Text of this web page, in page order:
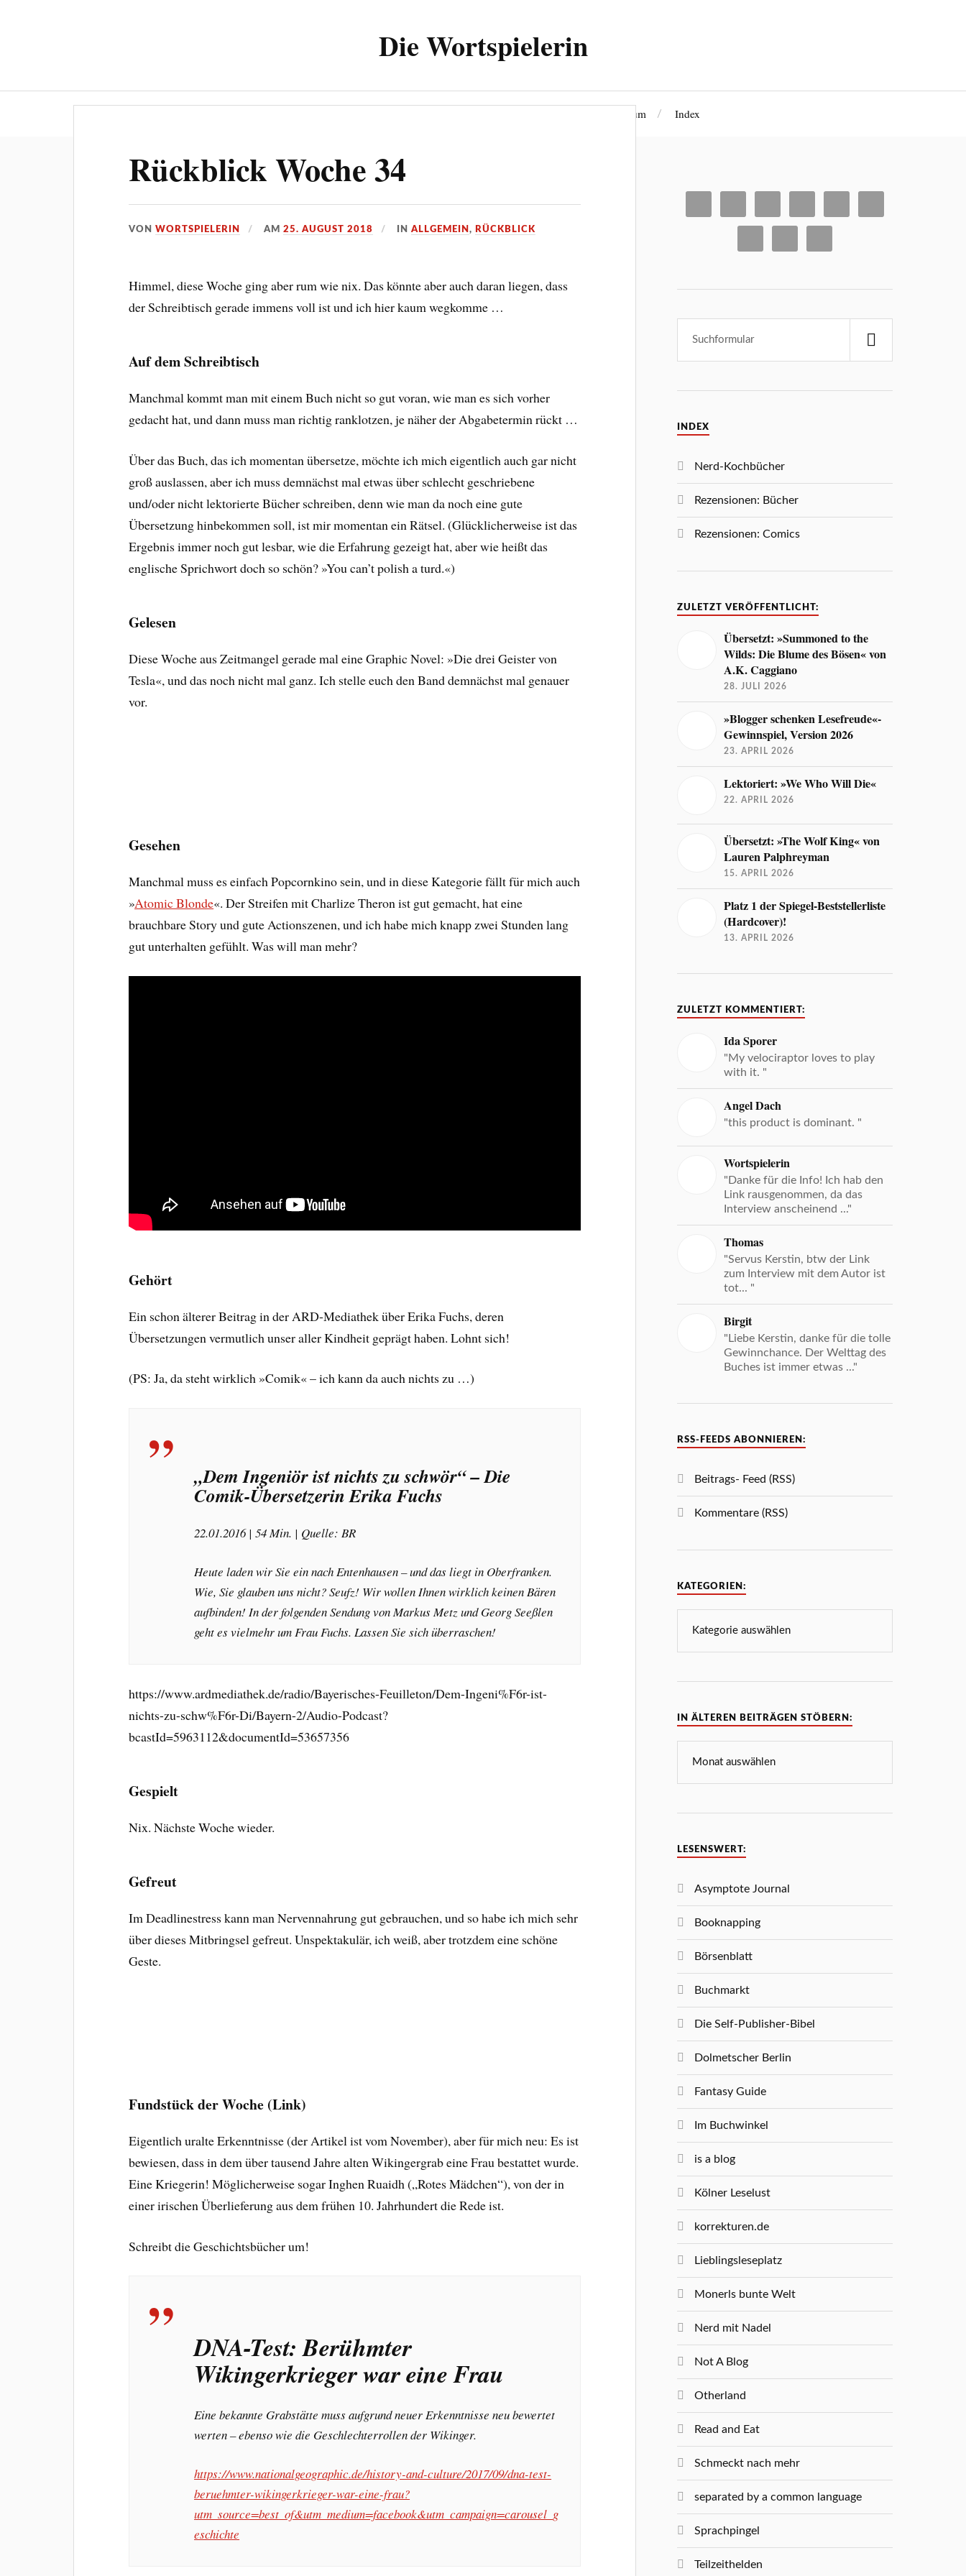
Die Wortspielerin
Impressum Index
Rückblick Woche 34
VONWORTSPIELERIN AM25. AUGUST 2018 INALLGEMEIN, RÜCKBLICK
Himmel, diese Woche ging aber rum wie nix. Das könnte aber auch daran liegen, dass
der Schreibtisch gerade immens voll ist und ich hier kaum wegkomme …
Auf dem Schreibtisch
Manchmal kommt man mit einem Buch nicht so gut voran, wie man es sich vorher
gedacht hat, und dann muss man richtig ranklotzen, je näher der Abgabetermin rückt …
Über das Buch, das ich momentan übersetze, möchte ich mich eigentlich auch gar nicht
groß auslassen, aber ich muss demnächst mal etwas über schlecht geschriebene
und/oder nicht lektorierte Bücher schreiben, denn wie man da noch eine gute
Übersetzung hinbekommen soll, ist mir momentan ein Rätsel. (Glücklicherweise ist das
Ergebnis immer noch gut lesbar, wie die Erfahrung gezeigt hat, aber wie heißt das
englische Sprichwort doch so schön? »You can’t polish a turd.«)
Gelesen
Diese Woche aus Zeitmangel gerade mal eine Graphic Novel: »Die drei Geister von
Tesla«, und das noch nicht mal ganz. Ich stelle euch den Band demnächst mal genauer
vor.
Gesehen
Manchmal muss es einfach Popcornkino sein, und in diese Kategorie fällt für mich auch
»Atomic Blonde«. Der Streifen mit Charlize Theron ist gut gemacht, hat eine
brauchbare Story und gute Actionszenen, und ich habe mich knapp zwei Stunden lang
gut unterhalten gefühlt. Was will man mehr?
Gehört
Ein schon älterer Beitrag in der ARD-Mediathek über Erika Fuchs, deren
Übersetzungen vermutlich unser aller Kindheit geprägt haben. Lohnt sich!
(PS: Ja, da steht wirklich »Comik« – ich kann da auch nichts zu …)
„Dem Ingeniör ist nichts zu schwör“ – Die
Comik-Übersetzerin Erika Fuchs
22.01.2016 | 54 Min. | Quelle: BR
Heute laden wir Sie ein nach Entenhausen – und das liegt in Oberfranken.
Wie, Sie glauben uns nicht? Seufz! Wir wollen Ihnen wirklich keinen Bären
aufbinden! In der folgenden Sendung von Markus Metz und Georg Seeßlen
geht es vielmehr um Frau Fuchs. Lassen Sie sich überraschen!
https://www.ardmediathek.de/radio/Bayerisches-Feuilleton/Dem-Ingeni%F6r-ist-
nichts-zu-schw%F6r-Di/Bayern-2/Audio-Podcast?
bcastId=5963112&documentId=53657356
Gespielt
Nix. Nächste Woche wieder.
Gefreut
Im Deadlinestress kann man Nervennahrung gut gebrauchen, und so habe ich mich sehr
über dieses Mitbringsel gefreut. Unspektakulär, ich weiß, aber trotzdem eine schöne
Geste.
Fundstück der Woche (Link)
Eigentlich uralte Erkenntnisse (der Artikel ist vom November), aber für mich neu: Es ist
bewiesen, dass in dem über tausend Jahre alten Wikingergrab eine Frau bestattet wurde.
Eine Kriegerin! Möglicherweise sogar Inghen Ruaidh („Rotes Mädchen“), von der in
einer irischen Überlieferung aus dem frühen 10. Jahrhundert die Rede ist.
Schreibt die Geschichtsbücher um!
DNA-Test: Berühmter
Wikingerkrieger war eine Frau
Eine bekannte Grabstätte muss aufgrund neuer Erkenntnisse neu bewertet
werten – ebenso wie die Geschlechterrollen der Wikinger.
https://www.nationalgeographic.de/history-and-culture/2017/09/dna-test-
beruehmter-wikingerkrieger-war-eine-frau?
utm_source=best_of&utm_medium=facebook&utm_campaign=carousel_g
eschichte
INDEX
Nerd-Kochbücher
Rezensionen: Bücher
Rezensionen: Comics
ZULETZT VERÖFFENTLICHT:
Übersetzt: »Summoned to the
Wilds: Die Blume des Bösen« von
A.K. Caggiano
28. JULI 2026
»Blogger schenken Lesefreude«-
Gewinnspiel, Version 2026
23. APRIL 2026
Lektoriert: »We Who Will Die«
22. APRIL 2026
Übersetzt: »The Wolf King« von
Lauren Palphreyman
15. APRIL 2026
Platz 1 der Spiegel-Beststellerliste
(Hardcover)!
13. APRIL 2026
ZULETZT KOMMENTIERT:
Ida Sporer
"My velociraptor loves to play
with it. "
Angel Dach
"this product is dominant. "
Wortspielerin
"Danke für die Info! Ich hab den
Link rausgenommen, da das
Interview anscheinend ..."
Thomas
"Servus Kerstin, btw der Link
zum Interview mit dem Autor ist
tot... "
Birgit
"Liebe Kerstin, danke für die tolle
Gewinnchance. Der Welttag des
Buches ist immer etwas ..."
RSS-FEEDS ABONNIEREN:
Beitrags- Feed (RSS)
Kommentare (RSS)
KATEGORIEN:
IN ÄLTEREN BEITRÄGEN STÖBERN:
LESENSWERT:
Asymptote Journal
Booknapping
Börsenblatt
Buchmarkt
Die Self-Publisher-Bibel
Dolmetscher Berlin
Fantasy Guide
Im Buchwinkel
is a blog
Kölner Leselust
korrekturen.de
Lieblingsleseplatz
Monerls bunte Welt
Nerd mit Nadel
Not A Blog
Otherland
Read and Eat
Schmeckt nach mehr
separated by a common language
Sprachpingel
Teilzeithelden